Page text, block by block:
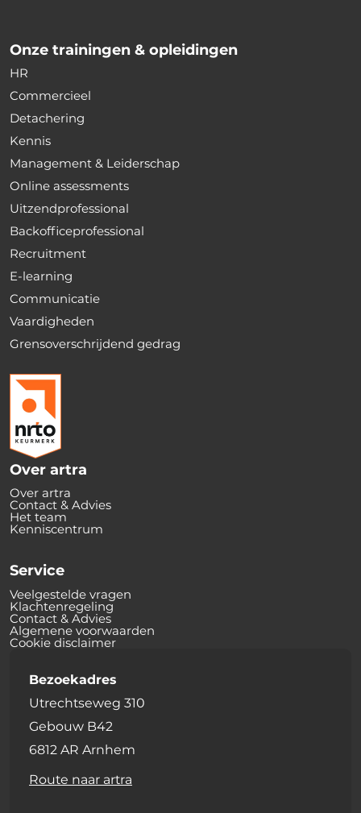
Onze trainingen & opleidingen
HR
Commercieel
Detachering
Kennis
Management & Leiderschap
Online assessments
Uitzendprofessional
Backofficeprofessional
Recruitment
E-learning
Communicatie
Vaardigheden
Grensoverschrijdend gedrag
Over artra
Over artra
Contact & Advies
Het team
Kenniscentrum
Service
Veelgestelde vragen
Klachtenregeling
Contact & Advies
Algemene voorwaarden
Cookie disclaimer
Bezoekadres
Utrechtseweg 310
Gebouw B42
6812 AR Arnhem
Route naar artra